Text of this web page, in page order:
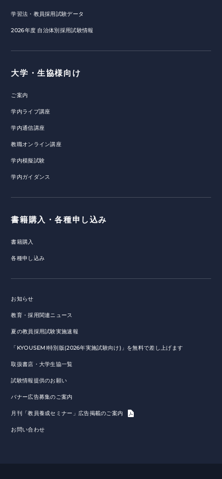
学習法・教員採用試験データ
2026年度 自治体別採用試験情報
大学・生協様向け
ご案内
学内ライブ講座
学内通信講座
教職オンライン講座
学内模擬試験
学内ガイダンス
書籍購入・各種申し込み
書籍購入
各種申し込み
お知らせ
教育・採用関連ニュース
夏の教員採用試験実施速報
「KYOUSEMI特別版(2026年実施試験向け)」を無料で差し上げます
取扱書店・大学生協一覧
試験情報提供のお願い
バナー広告募集のご案内
月刊「教員養成セミナー」広告掲載のご案内
お問い合わせ